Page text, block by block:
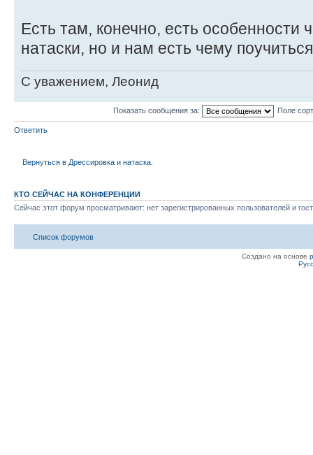
Есть там, конечно, есть особенности
натаски, но и нам есть чему
C уважением, Леонид
Показать сообщения за: Поле
Ответить
Вернуться в Дрессировка и натаска.
КТО СЕЙЧАС НА КОНФЕРЕНЦИИ
Сейчас этот форум просматривают: нет зарегистрированных пользователей и
Список форумов
Создано на основе